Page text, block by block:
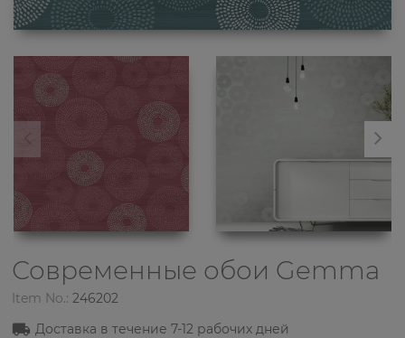
Современные обои Gemma
Item No.: 246202
Доставка в течение7-12 рабочих дней